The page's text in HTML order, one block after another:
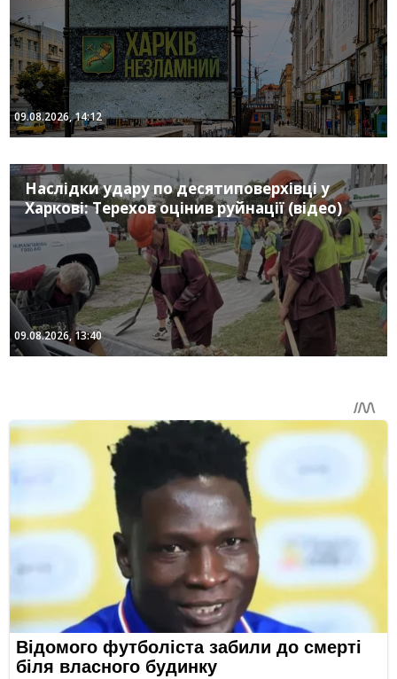
09.08.2026, 14:12
Наслідки удару по десятиповерхівці у
Харкові: Терехов оцінив руйнації (відео)
09.08.2026, 13:40